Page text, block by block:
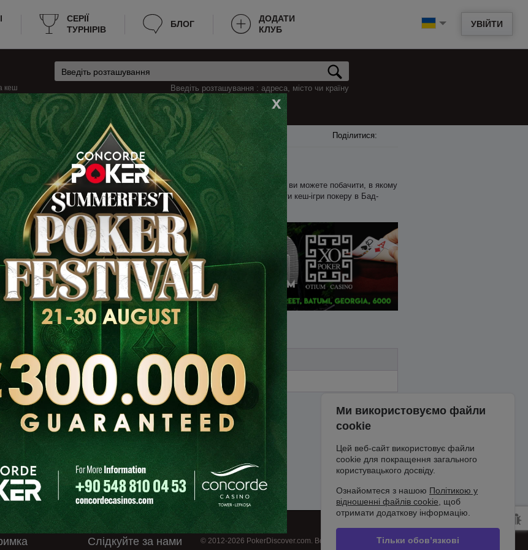
УВІЙТИ
CЕРІЇ
ТУРНІРІВ
БЛОГ
ДОДАТИ
КЛУБ
кеш Введіть розташування : адреса, місто чи країну
x
Поділитися:
Кеш-ігри в Бад-Штебен, Німеччина
Ми надаємо всю необхідну інформацію для зручності пошуку гри. Нижче ви можете побачити, в якому
йде гра, яка мінімальна та максимальна вартість входу на стіл. Тепер знайти кеш-ігри покеру в Бад-
даних дозволяє гравцям швидко знаходити місце для гри.
Опис
Слідкуйте за нами © 2012-2026 PokerDiscover.com. Всі права захищені.
Ми використовуємо файли
cookie
Цей веб-сайт використовує файли
cookie для покращення загального
користувацького досвіду.
Ознайомтеся з нашою Політикою у
відношенні файлів cookie, щоб
отримати додаткову інформацію.
Тільки обов’язкові